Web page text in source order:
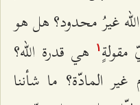
غيرُ محدود؟ هل هو
۱
هي قدرة الله؟
المادّة؟ ما شأننا